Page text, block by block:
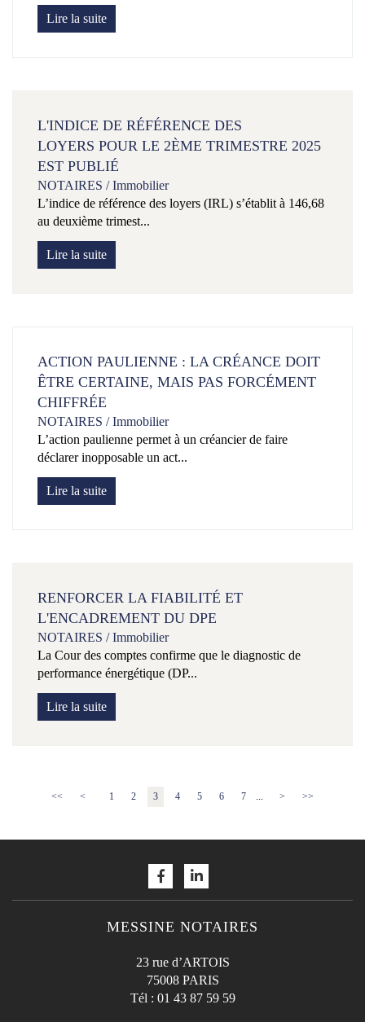
Lire la suite
L'INDICE DE RÉFÉRENCE DES
LOYERS POUR LE 2ÈME TRIMESTRE 2025
EST PUBLIÉ
NOTAIRES /Immobilier
L’indice de référence des loyers (IRL) s’établit à 146,68
au deuxième trimest...
Lire la suite
ACTION PAULIENNE : LA CRÉANCE DOIT
ÊTRE CERTAINE, MAIS PAS FORCÉMENT
CHIFFRÉE
NOTAIRES /Immobilier
L’action paulienne permet à un créancier de faire
déclarer inopposable un act...
Lire la suite
RENFORCER LA FIABILITÉ ET
L'ENCADREMENT DU DPE
NOTAIRES /Immobilier
La Cour des comptes confirme que le diagnostic de
performance énergétique (DP...
Lire la suite
<< < 1 2 3 4 5 6 7 ... > >>
MESSINE NOTAIRES
23 rue d’ARTOIS
75008 PARIS
Tél : 01 43 87 59 59